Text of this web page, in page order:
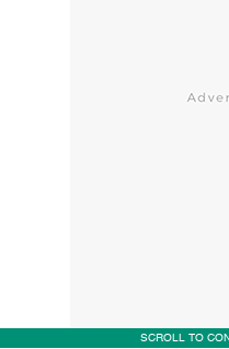
SCROLL TO